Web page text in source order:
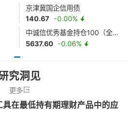
京津冀国企信用债
140.67
-0.00%
中诚信优秀基金持仓100（全收益）
5637.60
-0.06%
究洞见
更多
具在最低持有期理财产品中的应